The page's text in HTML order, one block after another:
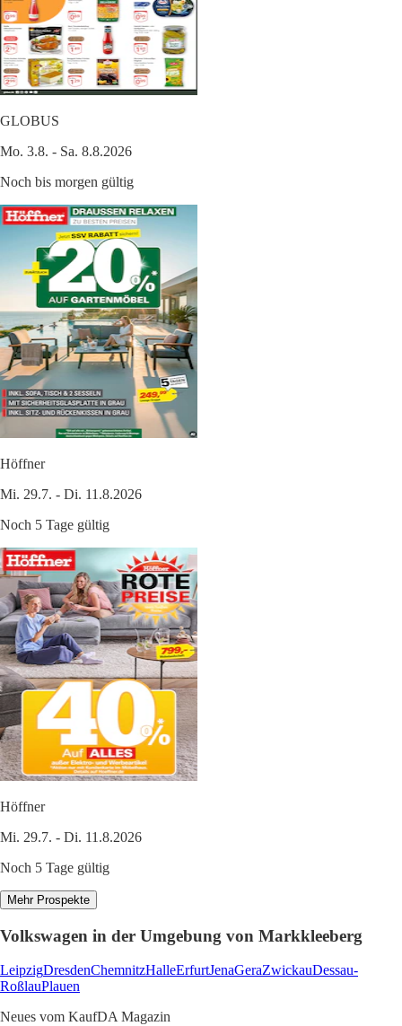
GLOBUS
Mo. 3.8. - Sa. 8.8.2026
Noch bis morgen gültig
Höffner
Mi. 29.7. - Di. 11.8.2026
Noch 5 Tage gültig
Höffner
Mi. 29.7. - Di. 11.8.2026
Noch 5 Tage gültig
Mehr Prospekte
Volkswagen in der Umgebung von Markkleeberg
LeipzigDresdenChemnitzHalleErfurtJenaGeraZwickauDessau-
RoßlauPlauen
Neues vom KaufDA Magazin